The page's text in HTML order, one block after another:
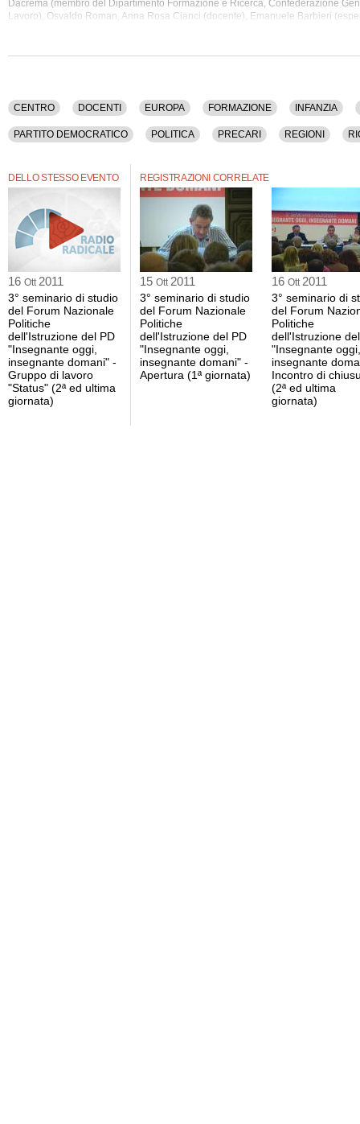
Dacrema (membro del Dipartimento Formazione e Ricerca, Confederazione
Lavoro), Osvaldo Roman, Anna Rosa Cianci (docente), Emanuele Barbieri
(responsabile scuola di Trieste, Partito Democratico), Emanuela Marguccio
Maggio (vice presidente nazionale del CIDI di Cagliari), Graziella Giorgi
Bologna, Partito Democratico), Carmen Genchi (rappresentante ANFIS di Bari),
Maristella Curreli (rappresentante del CIP della Sardegna), Daniela Silvestri
Annarosa Cianci (docente di diritto ed economia), Francesco Balice, Beppe
Sono stati discussi i seguenti argomenti: Centro, Docenti, Europa, Formazione,
Istruzione, Italia, Lavoro, Lisbona, Partiti, Partito Democratico, Politica, Precari,
Scuola, Sinistra, Societa', Studenti, Sviluppo, Unione Europea.
La registrazione audio di questo convegno ha una durata di 4 ore e 4 minuti.
CENTRO DOCENTI EUROPA FORMAZIONE INFANZIA
PARTITO DEMOCRATICO POLITICA PRECARI REGIONI
DELLO STESSO EVENTO
16 Ott 2011
3° seminario di studio
del Forum Nazionale
Politiche
dell'Istruzione del PD
"Insegnante oggi,
insegnante domani" -
Gruppo di lavoro
"Status" (2ª ed ultima
giornata)
REGISTRAZIONI CORRELATE
15 Ott 2011
3° seminario di studio
del Forum Nazionale
Politiche
dell'Istruzione del PD
"Insegnante oggi,
insegnante domani" -
Apertura (1ª giornata)
16 Ott 2011
3° seminario di
del Forum
Politiche
dell'Istruzione
"Insegnante oggi,
insegnante
Incontro di
(2ª ed ultima
giornata)